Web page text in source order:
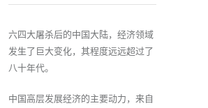
六四大屠杀后的中国大陆，经济领域
发生了巨大变化，其程度远远超过了
八十年代。
中国高层发展经济的主要动力，来自